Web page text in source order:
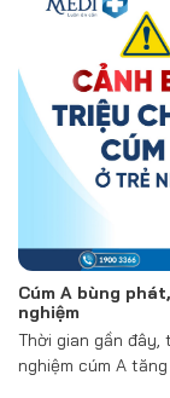
Cúm A bùng
nghiệm
Thời gian gần
nghiệm cúm A